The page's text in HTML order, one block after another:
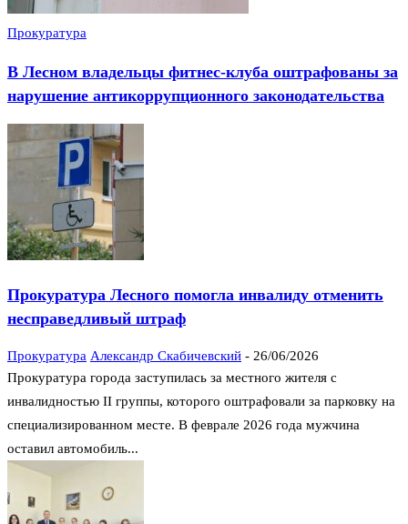
Прокуратура
В Лесном владельцы фитнес-клуба оштрафованы за
нарушение антикоррупционного законодательства
Прокуратура Лесного помогла инвалиду отменить
несправедливый штраф
Прокуратура Александр Скабичевский - 26/06/2026
Прокуратура города заступилась за местного жителя с
инвалидностью II группы, которого оштрафовали за парковку на
специализированном месте. В феврале 2026 года мужчина
оставил автомобиль...